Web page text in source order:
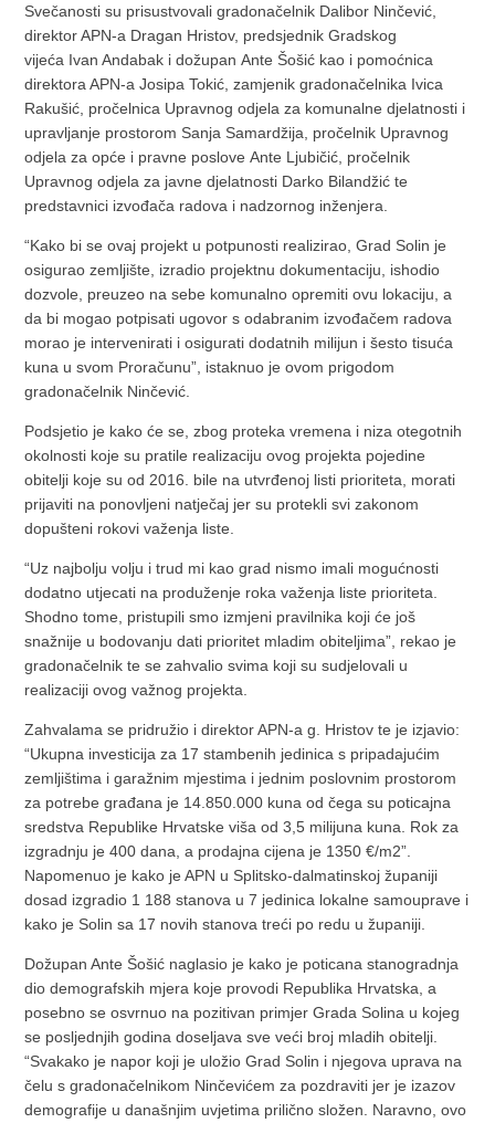
Svečanosti su prisustvovali gradonačelnik Dalibor Ninčević,
direktor APN-a Dragan Hristov, predsjednik Gradskog
vijeća Ivan Andabak i dožupan Ante Šošić kao i pomoćnica
direktora APN-a Josipa Tokić, zamjenik gradonačelnika Ivica
Rakušić, pročelnica Upravnog odjela za komunalne djelatnosti i
upravljanje prostorom Sanja Samardžija, pročelnik Upravnog
odjela za opće i pravne poslove Ante Ljubičić, pročelnik
Upravnog odjela za javne djelatnosti Darko Bilandžić te
predstavnici izvođača radova i nadzornog inženjera.
“Kako bi se ovaj projekt u potpunosti realizirao, Grad Solin je
osigurao zemljište, izradio projektnu dokumentaciju, ishodio
dozvole, preuzeo na sebe komunalno opremiti ovu lokaciju, a
da bi mogao potpisati ugovor s odabranim izvođačem radova
morao je intervenirati i osigurati dodatnih milijun i šesto tisuća
kuna u svom Proračunu”, istaknuo je ovom prigodom
gradonačelnik Ninčević.
Podsjetio je kako će se, zbog proteka vremena i niza otegotnih
okolnosti koje su pratile realizaciju ovog projekta pojedine
obitelji koje su od 2016. bile na utvrđenoj listi prioriteta, morati
prijaviti na ponovljeni natječaj jer su protekli svi zakonom
dopušteni rokovi važenja liste.
“Uz najbolju volju i trud mi kao grad nismo imali mogućnosti
dodatno utjecati na produženje roka važenja liste prioriteta.
Shodno tome, pristupili smo izmjeni pravilnika koji će još
snažnije u bodovanju dati prioritet mladim obiteljima”, rekao je
gradonačelnik te se zahvalio svima koji su sudjelovali u
realizaciji ovog važnog projekta.
Zahvalama se pridružio i direktor APN-a g. Hristov te je izjavio:
“Ukupna investicija za 17 stambenih jedinica s pripadajućim
zemljištima i garažnim mjestima i jednim poslovnim prostorom
za potrebe građana je 14.850.000 kuna od čega su poticajna
sredstva Republike Hrvatske viša od 3,5 milijuna kuna. Rok za
izgradnju je 400 dana, a prodajna cijena je 1350 €/m2”.
Napomenuo je kako je APN u Splitsko-dalmatinskoj županiji
dosad izgradio 1 188 stanova u 7 jedinica lokalne samouprave i
kako je Solin sa 17 novih stanova treći po redu u županiji.
Dožupan Ante Šošić naglasio je kako je poticana stanogradnja
dio demografskih mjera koje provodi Republika Hrvatska, a
posebno se osvrnuo na pozitivan primjer Grada Solina u kojeg
se posljednjih godina doseljava sve veći broj mladih obitelji.
“Svakako je napor koji je uložio Grad Solin i njegova uprava na
čelu s gradonačelnikom Ninčevićem za pozdraviti jer je izazov
demografije u današnjim uvjetima prilično složen. Naravno, ovo